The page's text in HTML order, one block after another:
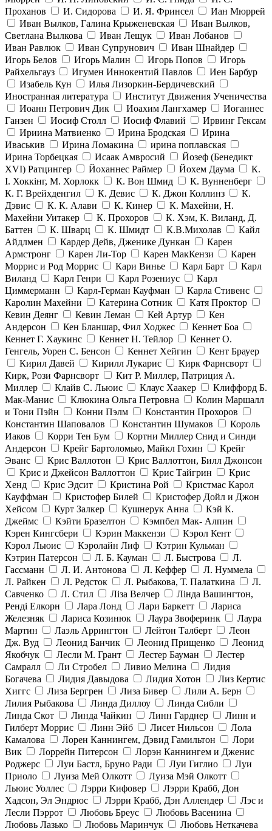
Проханов
И. Сидорова И. Я. Фринсел
Иан Мюррей
Иван Вылков, Галина Крыженевская
Иван Вылков,
Светлана Вылкова
Иван Лещук
Иван Лобанов
Иван Равлюк
Иван Супрунович
Иван Шнайдер
Игорь Белов
Игорь Малин Игорь Попов
Игорь
Райхельгауз
Игумен Иннокентий Павлов
Иен Барбур
Изабель Кун
Илья Лизоркин-Бердичевский
Иностранная литература
Институт Движения Ученичества
Иоанн Петрович Дик
Иоахим Лангхамер
Иоганнес
Ганзен
Иосиф Столл Иосиф Флавий
Ирвинг Гексам
Ириина Матвиенко
Ирина Бродская
Ирина
Иваськив
Ирина Ломакина
ирина поплавская
Ирина Торбецкая
Исаак Амвросий
Йозеф (Бенедикт
ХVI) Ратцингер
Йоханнес Раймер Йохем Даума
К.
І. Хоккінг, М. Хорлокк
К. Вон Шмид
К. Вунненберг
К. Г. Врейхденгил
К. Девис К. Джон Коллинз
К.
Дэвис
К. К. Алави К. Кинер
К. Махейни, Н.
Махейни Уитакер
К. Прохоров
К. Хэм, К. Виланд, Д.
Баттен
К. Шварц К. Шмидт К.В.Михолав
Кайл
Айдлмен
Кардер Дейв, Дженике Дункан
Карен
Армстронг
Карен Ли-Тор Карен МакКензи
Карен
Моррис и Род Моррис
Кари Винье Карл Барт
Карл
Виланд
Карл Генри Карл Розениус
Карл
Циммерманн
Карл-Герман Кауфман
Карла Стивенс
Каролин Махейни
Катерина Сотник
Катя Проктор
Кевин Деянг
Кевин Леман Кей Артур
Кен
Андерсон
Кен Бланшар, Фил Ходжес
Кеннет Боа
Кеннет Г. Хаукинс
Кеннет Н. Тейлор
Кеннет О.
Генгель, Уорен С. Бенсон
Кеннет Хейгин
Кент Брауер
Кирил Давей
Кирилл Лукарис
Кирк Фарнсворт
Кирк, Рози Фарнсворт
Кит Р. Миллер, Патриция А.
Миллер
Клайв С. Льюис Клаус Хаакер
Клиффорд Б.
Мак-Манис
Клюкина Ольга Петровна
Колин Маршалл
и Тони Пэйн
Конни Пэлм
Константин Прохоров
Константин Шаповалов
Константин Шумаков
Король
Иаков
Корри Тен Бум
Кортни Миллер Снид и Синди
Андерсон
Крейг Бартоломью, Майкл Гохин
Крейг
Эванс
Крис Валлотон
Крис Валлоттон, Билл Джонсон
Крис и Джейсон Валлоттон
Крис Тайгрин
Крис
Хенд
Крис Эдсит Кристина Рой
Кристмас Карол
Кауффман
Кристофер Билей
Кристофер Дойл и Джон
Хейсом
Курт Залкер Кушнерук Анна
Кэй К.
Джеймс
Кэйти Бразелтон
Кэмпбел Мак- Алпин
Кэрен Кингсбери
Кэрин Маккензи
Кэрол Кент
Кэрол Льюис
Кэролайн Лиф
Кэтрин Кульман
Кэтрин Патерсон
Л. Б. Кауман Л. Быстрова
Л.
Гассманн
Л. И. Антонова Л. Кеффер
Л. Нуммела
Л. Райкен
Л. Редсток Л. Рыбакова, Т. Палаткина
Л.
Савченко
Л. Стил Ліза Велчер
Лінда Вашингтон,
Ренді Елкорн
Лара Лонд Лари Баркетт
Лариса
Железняк
Лариса Козинюк Лаура Звоферинк
Лаура
Мартин
Лаэль Аррингтон Лейтон Талберт
Леон
Дж. Вуд
Леонид Банчик Леонид Прищенко
Леонид
Якобчук
Лесли М. Грант Лестер Бауман
Лестер
Самралл
Ли Стробел Ливио Мелина
Лидия
Богачева
Лидия Давыдова Лидия Хотон
Лиз Кертис
Хиггс
Лиза Бергрен Лиза Бивер
Лили А. Берн
Лилия Рыбакова
Линда Диллоу
Линда Сибли
Линда Скот
Линда Чайкин Линн Гарднер
Линн и
Гилберт Моррис
Линн Эйб Лисет Нильсон
Лола
Камалова
Лорен Каннингем, Дэвид Гамильтон
Лори
Вик
Лоррейн Питерсон
Лорэн Каннингем и Дженис
Роджерс
Луи Бастл, Бруно Ради Луи Гиглио
Луи
Приоло
Луиза Мей Олкотт
Луиза Мэй Олкотт
Льюис Уоллес
Лэрри Кифовер
Лэрри Крабб, Дон
Хадсон, Эл Эндрюс
Лэрри Крабб, Дэн Аллендер
Лэс и
Лесли Пэррот
Любовь Бреус
Любовь Васенина
Любовь Лазько
Любовь Маринчук
Любовь Неткачева